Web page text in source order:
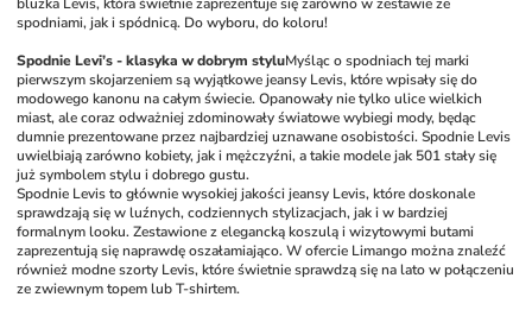
spodniami, jak i spódnicą. Do wyboru, do koloru!
Spodnie Levi’s - klasyka w dobrym styluMyśląc o spodniach tej marki
pierwszym skojarzeniem są wyjątkowe jeansy Levis, które wpisały się do
modowego kanonu na całym świecie. Opanowały nie tylko ulice wielkich
miast, ale coraz odważniej zdominowały światowe wybiegi mody, będąc
dumnie prezentowane przez najbardziej uznawane osobistości. Spodnie Levis
uwielbiają zarówno kobiety, jak i mężczyźni, a takie modele jak 501 stały się
już symbolem stylu i dobrego gustu.
Spodnie Levis to głównie wysokiej jakości jeansy Levis, które doskonale
sprawdzają się w luźnych, codziennych stylizacjach, jak i w bardziej
formalnym looku. Zestawione z elegancką koszulą i wizytowymi butami
zaprezentują się naprawdę oszałamiająco. W ofercie Limango można znaleźć
również modne szorty Levis, które świetnie sprawdzą się na lato w połączeniu
ze zwiewnym topem lub T-shirtem.